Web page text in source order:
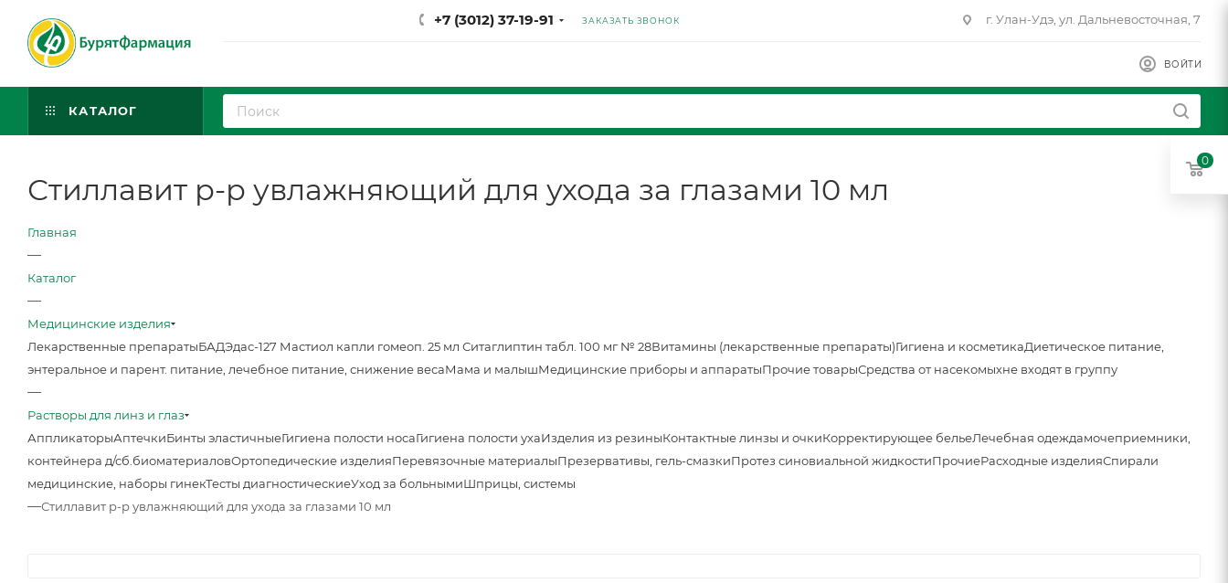
+7 (3012) 37-19-91 ЗАКАЗАТЬ ЗВОНОК г. Улан-Удэ, ул. Дальневосточная, 7
ВОЙТИ
КАТАЛОГ
Стиллавит р-р увлажняющий для ухода за глазами 10 мл
Главная
—
Каталог
—
Медицинские изделия
Лекарственные препаратыБАДЭдас-127 Мастиол капли гомеоп. 25 мл Ситаглиптин табл. 100 мг № 28Витамины (лекарственные препараты)Гигиена и косметикаДиетическое питание,
энтеральное и парент. питание, лечебное питание, снижение весаМама и малышМедицинские приборы и аппаратыПрочие товарыСредства от насекомыхне входят в группу
—
Растворы для линз и глаз
АппликаторыАптечкиБинты эластичныеГигиена полости носаГигиена полости ухаИзделия из резиныКонтактные линзы и очкиКорректирующее бельеЛечебная одеждамочеприемники,
контейнера д/сб.биоматериаловОртопедические изделияПеревязочные материалыПрезервативы, гель-смазкиПротез синовиальной жидкостиПрочиеРасходные изделияСпирали
медицинские, наборы гинекТесты диагностическиеУход за больнымиШприцы, системы
—Стиллавит р-р увлажняющий для ухода за глазами 10 мл
0